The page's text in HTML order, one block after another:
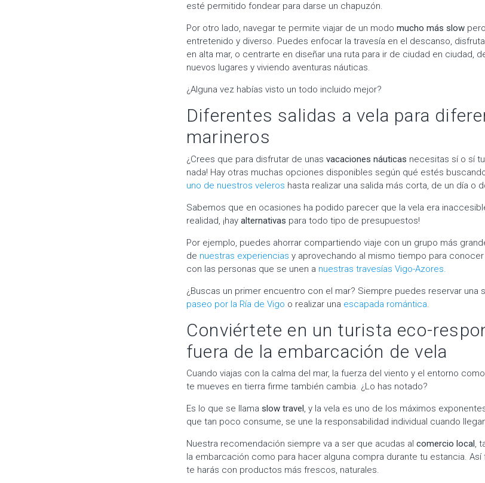
esté permitido fondear para darse un chapuzón.
Por otro lado, navegar te permite viajar de un modo mucho más slow
entretenido y diverso. Puedes enfocar la travesía en el descanso,
en alta mar, o centrarte en diseñar una ruta para ir de ciudad en ciudad,
nuevos lugares y viviendo aventuras náuticas.
¿Alguna vez habías visto un todo incluido mejor?
Diferentes salidas a vela para
marineros
¿Crees que para disfrutar de unas vacaciones náuticas necesitas sí o sí
nada! Hay otras muchas opciones disponibles según qué estés
uno de nuestros veleros hasta realizar una salida más corta, de un día o
Sabemos que en ocasiones ha podido parecer que la vela era
realidad, ¡hay alternativas para todo tipo de presupuestos!
Por ejemplo, puedes ahorrar compartiendo viaje con un grupo más
de nuestras experiencias y aprovechando al mismo tiempo para
con las personas que se unen a nuestras travesías Vigo-Azores.
¿Buscas un primer encuentro con el mar? Siempre puedes reservar una
paseo por la Ría de Vigo o realizar una escapada romántica
Conviértete en un turista eco-
fuera de la embarcación de vela
Cuando viajas con la calma del mar, la fuerza del viento y el entorno
te mueves en tierra firme también cambia. ¿Lo has notado?
Es lo que se llama slow travel, y la vela es uno de los máximos
que tan poco consume, se une la responsabilidad individual cuando
Nuestra recomendación siempre va a ser que acudas al comercio local,
la embarcación como para hacer alguna compra durante tu estancia.
te harás con productos más frescos, naturales.